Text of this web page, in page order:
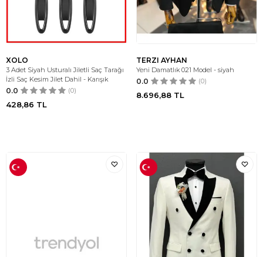
XOLO
3 Adet Siyah Usturalı Jiletli Saç Tarağı
İzli Saç Kesim Jilet Dahil - Karışık
0.0 (0)
428,86 TL
TERZI AYHAN
Yeni Damatlık 021 Model - siyah
0.0 (0)
8.696,88 TL